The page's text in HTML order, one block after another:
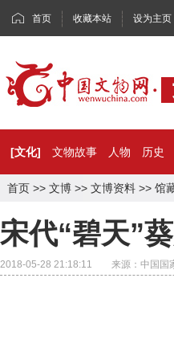
首页 收藏本站 设为主页
[文化] 文物故事 人物 历史
首页 >> 文博 >> 文博资料 >> 馆
宋代“碧天”
2018-05-28 21:18:11 来源：中国国